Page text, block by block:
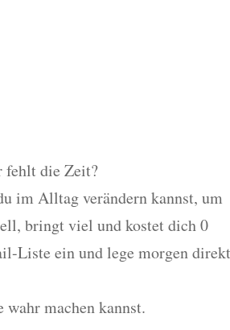
fehlt die Zeit?
im Alltag verändern kannst, um
bringt viel und kostet dich 0
Liste ein und lege morgen direkt
machen kannst.